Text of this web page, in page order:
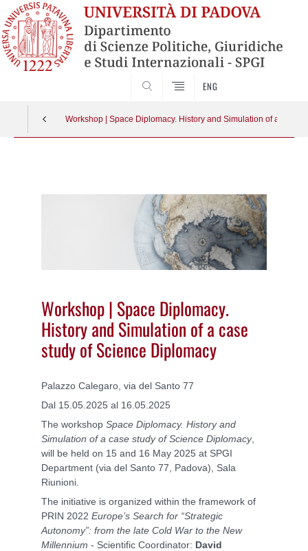
ENG
Workshop | Space Diplomacy. History and Simulation of a case
Workshop | Space Diplomacy.
History and Simulation of a case
study of Science Diplomacy
Palazzo Calegaro, via del Santo 77
Dal 15.05.2025 al 16.05.2025
The workshop Space Diplomacy. History and
Simulation of a case study of Science Diplomacy,
will be held on 15 and 16 May 2025 at SPGI
Department (via del Santo 77, Padova), Sala
Riunioni.
The initiative is organized within the framework of
PRIN 2022 Europe’s Search for “Strategic
Autonomy”: from the late Cold War to the New
Millennium - Scientific Coordinator: David